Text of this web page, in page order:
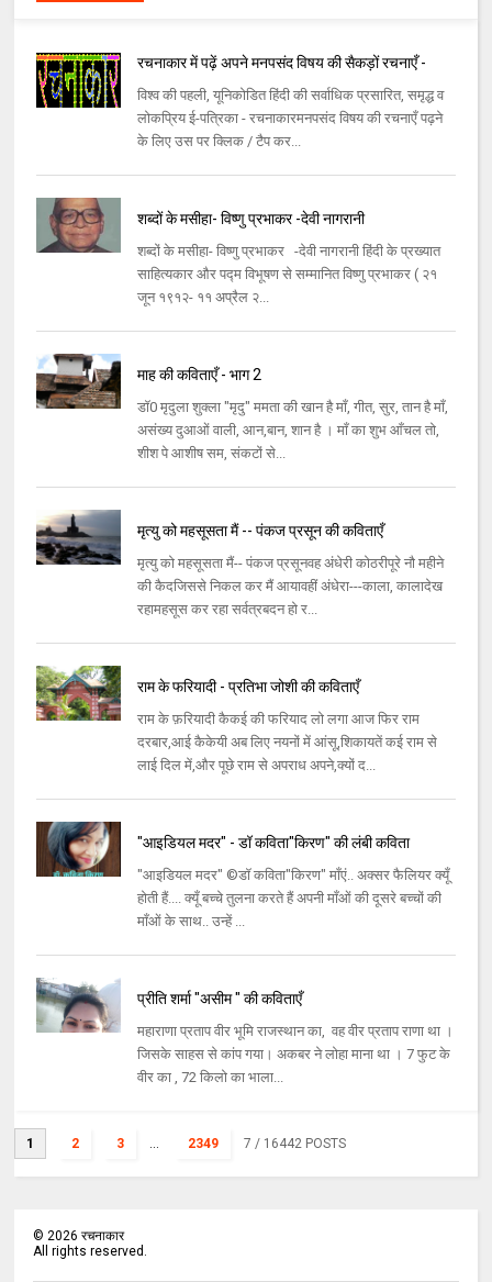
रचनाकार में पढ़ें अपने मनपसंद विषय की सैकड़ों रचनाएँ -
विश्व की पहली, यूनिकोडित हिंदी की सर्वाधिक प्रसारित, समृद्ध व
लोकप्रिय ई-पत्रिका - रचनाकारमनपसंद विषय की रचनाएँ पढ़ने
के लिए उस पर क्लिक / टैप कर...
शब्दों के मसीहा- विष्णु प्रभाकर -देवी नागरानी
शब्दों के मसीहा- विष्णु प्रभाकर -देवी नागरानी हिंदी के प्रख्यात
साहित्यकार और पद्म विभूषण से सम्मानित विष्णु प्रभाकर ( २१
जून १९१२- ११ अप्रैल २...
माह की कविताएँ - भाग 2
डॉ0 मृदुला शुक्ला "मृदु" ममता की खान है माँ, गीत, सुर, तान है माँ,
असंख्य दुआओं वाली, आन,बान, शान है । माँ का शुभ आँचल तो,
शीश पे आशीष सम, संकटों से...
मृत्यु को महसूसता मैं -- पंकज प्रसून की कविताएँ
मृत्यु को महसूसता मैं-- पंकज प्रसूनवह अंधेरी कोठरीपूरे नौ महीने
की कैदजिससे निकल कर मैं आयावहीं अंधेरा---काला, कालादेख
रहामहसूस कर रहा सर्वत्रबदन हो र...
राम के फरियादी - प्रतिभा जोशी की कविताएँ
राम के फ़रियादी कैकई की फरियाद लो लगा आज फिर राम
दरबार,आई कैकेयी अब लिए नयनों में आंसू,शिकायतें कई राम से
लाई दिल में,और पूछे राम से अपराध अपने,क्यों द...
"आइडियल मदर" - डॉ कविता"किरण" की लंबी कविता
"आइडियल मदर" ©डॉ कविता"किरण" माँएं.. अक्सर फैलियर क्यूँ
होती हैं.... क्यूँ बच्चे तुलना करते हैं अपनी माँओं की दूसरे बच्चों की
माँओं के साथ.. उन्हें ...
प्रीति शर्मा "असीम " की कविताएँ
महाराणा प्रताप वीर भूमि राजस्थान का, वह वीर प्रताप राणा था ।
जिसके साहस से कांप गया। अकबर ने लोहा माना था । 7 फुट के
वीर का , 72 किलो का भाला...
1 2 3 ... 2349 7 / 16442 POSTS
©2026 रचनाकार
All rights reserved.